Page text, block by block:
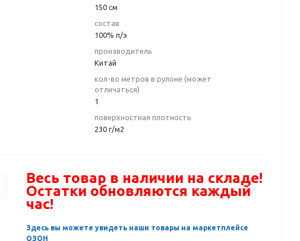
150 см
состав
100% п/э
производитель
Китай
кол-во метров в рулоне (может
отличаться)
1
поверхностная плотность
230 г/м2
Весь товар в наличии на складе!
Остатки обновляются каждый
час!
Здесь вы можете увидеть наши товары на маркетплейсе
ОЗОН